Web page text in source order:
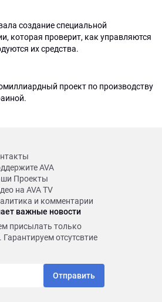
создание специальной
которая проверит, как управляются
их средства.
проект по производству
AVA
Проекты
на AVA TV
и комментарии
важные новости
присылать только
отсутсвтие
Отправить